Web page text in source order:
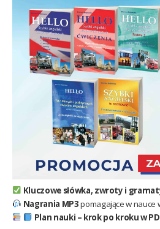
Kluczowe słówka, zwroty i
Nagrania MP3pomagające w nauce
Plan nauki – krok po kroku w